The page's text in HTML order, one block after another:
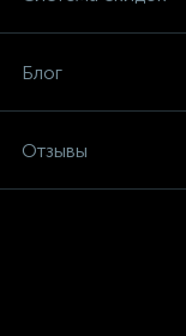
Блог
Отзывы